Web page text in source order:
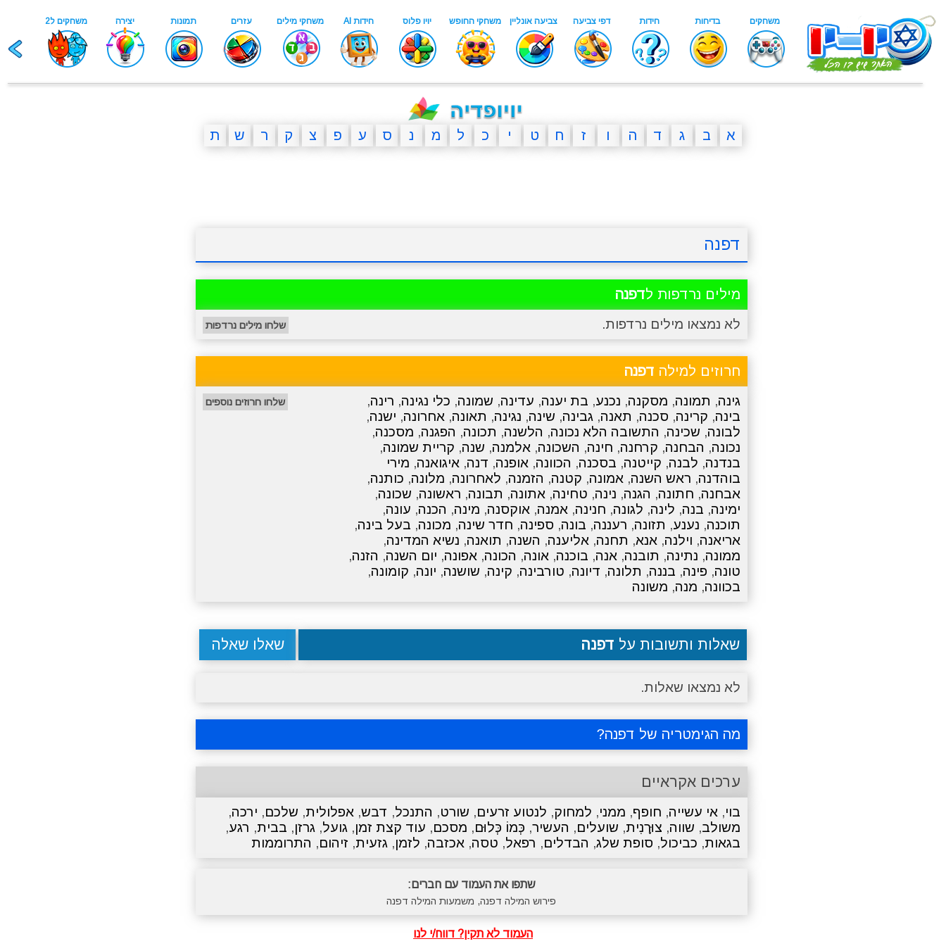
א ב ג ד ה ו ז ח ט י כ ל מ נ ס ע פ צ ק ר ש ת
דפנה
מילים נרדפות לדפנה
לא נמצאו מילים נרדפות. שלחו מילים נרדפות
חרוזים למילה דפנה
גינה, תמונה, מסקנה, נכנע, בת יענה, עדינה, שמונה, כלי נגינה, רינה,
בינה, קרינה, סכנה, תאנה, גבינה, שינה, נגינה, תאונה, אחרונה, ישנה,
לבונה, שכינה, התשובה הלא נכונה, הלשנה, תכונה, הפגנה, מסכנה,
נכונה, הבחנה, קרחנה, חינה, השכונה, אלמנה, שנה, קריית שמונה,
בנדנה, לבנה, קייטנה, בסכנה, הכוונה, אופנה, דנה, איגואנה, מירי
בוהדנה, ראש השנה, אמונה, קטנה, הזמנה, לאחרונה, מלונה, כותנה,
אבחנה, חתונה, הגנה, נינה, טחינה, אתונה, תבונה, ראשונה, שכונה,
ימינה, בנה, לינה, לגונה, חנינה, אמנה, אוקסנה, מינה, הכנה, עונה,
תוכנה, נענע, תזונה, רעננה, בונה, ספינה, חדר שינה, מכונה, בעל בינה,
אריאנה, וילנה, אנא, תחנה, אליענה, השנה, תואנה, נשיא המדינה,
ממונה, נתינה, תובנה, אנה, בוכנה, אונה, הכונה, אפונה, יום השנה, הזנה,
טונה, פינה, בננה, תלונה, דיונה, טורבינה, קינה, שושנה, יונה, קומונה,
בכוונה, מנה, משונה
שלחו חרוזים נוספים
שאלות ותשובות על דפנה שאלו שאלה
לא נמצאו שאלות.
מה הגימטריה של דפנה?
ערכים אקראיים
בוי, אי עשייה, חופף, ממני, למחוק, לנטוע זרעים, שורט, התנכל, דבש, אפלולית, שלכם, ירכה,
משולב, שווה, צוּרָנִית, שועלים, העשיר, כְּמוֹ כְּלוּם, מסכם, עוד קצת זמן, גועל, גרזן, בבית, רגע,
בגאות, כביכול, סופת שלג, הבדלים, רפאל, טסה, אכזבה, לזמן, גזעית, זיהום, התרוממות
שתפו את העמוד עם חברים:
פירוש המילה דפנה, משמעות המילה דפנה
העמוד לא תקין? דווח/י לנו